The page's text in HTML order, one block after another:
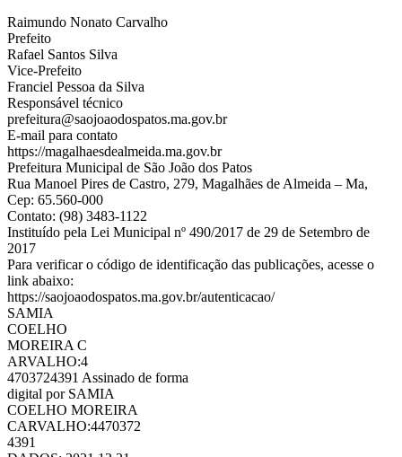
Raimundo Nonato Carvalho
Prefeito
Rafael Santos Silva
Vice-Prefeito
Franciel Pessoa da Silva
Responsável técnico
prefeitura@saojoaodospatos.ma.gov.br
E-mail para contato
https://magalhaesdealmeida.ma.gov.br
Prefeitura Municipal de São João dos Patos
Rua Manoel Pires de Castro, 279, Magalhães de Almeida – Ma,
Cep: 65.560-000
Contato: (98) 3483-1122
Instituído pela Lei Municipal nº 490/2017 de 29 de Setembro de
2017
Para verificar o código de identificação das publicações, acesse o
link abaixo:
https://saojoaodospatos.ma.gov.br/autenticacao/
SAMIA
COELHO
MOREIRA C
ARVALHO:4
4703724391 Assinado de forma
digital por SAMIA
COELHO MOREIRA
CARVALHO:4470372
4391